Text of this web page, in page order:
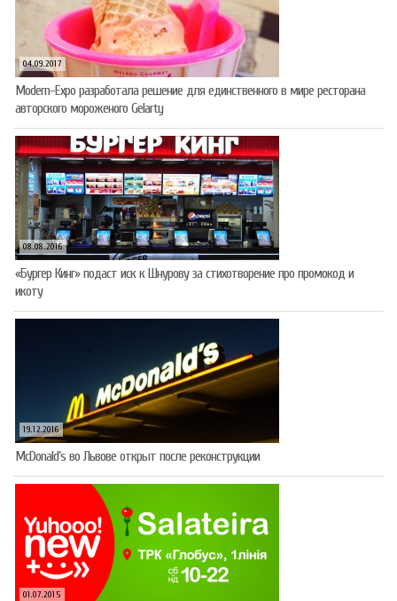
04.09.2017
Modern-Expo разработала решение для единственного в мире ресторана
авторского мороженого Gelarty
08.08.2016
«Бургер Кинг» подаст иск к Шнурову за стихотворение про промокод и
икоту
19.12.2016
McDonald’s во Львове открыт после реконструкции
01.07.2015